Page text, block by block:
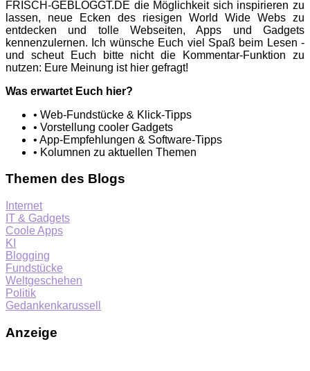
FRISCH-GEBLOGGT.DE die Möglichkeit sich inspirieren zu
lassen, neue Ecken des riesigen World Wide Webs zu
entdecken und tolle Webseiten, Apps und Gadgets
kennenzulernen. Ich wünsche Euch viel Spaß beim Lesen -
und scheut Euch bitte nicht die Kommentar-Funktion zu
nutzen: Eure Meinung ist hier gefragt!
Was erwartet Euch hier?
• Web-Fundstücke & Klick-Tipps
• Vorstellung cooler Gadgets
• App-Empfehlungen & Software-Tipps
• Kolumnen zu aktuellen Themen
Themen des Blogs
Internet
IT & Gadgets
Coole Apps
KI
Blogging
Fundstücke
Weltgeschehen
Politik
Gedankenkarussell
Anzeige